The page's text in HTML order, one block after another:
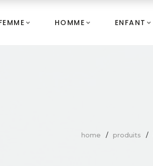
HOMME ENFANT
home produits